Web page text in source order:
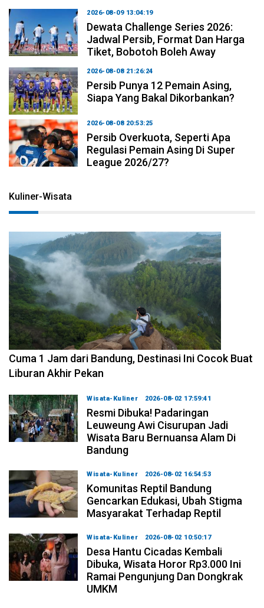
2026-08-09 13:04:19
Dewata Challenge Series 2026:
Jadwal Persib, Format Dan Harga
Tiket, Bobotoh Boleh Away
2026-08-08 21:26:24
Persib Punya 12 Pemain Asing,
Siapa Yang Bakal Dikorbankan?
2026-08-08 20:53:25
Persib Overkuota, Seperti Apa
Regulasi Pemain Asing Di Super
League 2026/27?
Kuliner-Wisata
2026-08-07 15:00:00
Cuma 1 Jam dari Bandung, Destinasi Ini Cocok Buat
Liburan Akhir Pekan
Wisata-Kuliner 2026-08-02 17:59:41
Resmi Dibuka! Padaringan
Leuweung Awi Cisurupan Jadi
Wisata Baru Bernuansa Alam Di
Bandung
Wisata-Kuliner 2026-08-02 16:54:53
Komunitas Reptil Bandung
Gencarkan Edukasi, Ubah Stigma
Masyarakat Terhadap Reptil
Wisata-Kuliner 2026-08-02 10:50:17
Desa Hantu Cicadas Kembali
Dibuka, Wisata Horor Rp3.000 Ini
Ramai Pengunjung Dan Dongkrak
UMKM